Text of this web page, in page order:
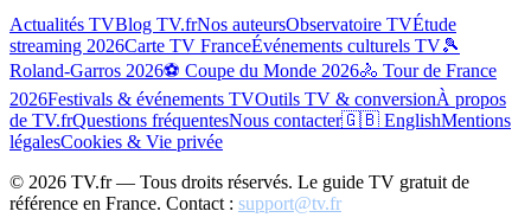
Actualités TVBlog TV.frNos auteursObservatoire TVÉtude
streaming 2026Carte TV FranceÉvénements culturels TV🎾
Roland-Garros 2026⚽ Coupe du Monde 2026🚴 Tour de France
2026Festivals & événements TVOutils TV & conversionÀ propos
de TV.frQuestions fréquentesNous contacter🇬🇧 EnglishMentions
légalesCookies & Vie privée
© 2026 TV.fr — Tous droits réservés. Le guide TV gratuit de
référence en France. Contact : support@tv.fr